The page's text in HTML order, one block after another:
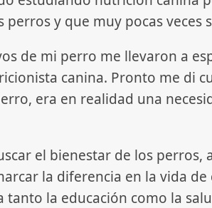
y que muy pocas veces
de mi perro me llevaron a
canina. Pronto me di
era en realidad una
el bienestar de los perros,
la diferencia en la vida
tanto la educación como la